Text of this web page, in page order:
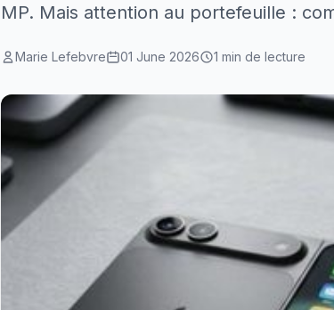
MP. Mais attention au portefeuille :
Marie Lefebvre 01 June 2026 1 min de lecture